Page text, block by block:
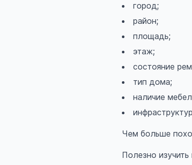
город;
район;
площадь;
этаж;
состояние
тип дома;
наличие
Чем больше
Полезно